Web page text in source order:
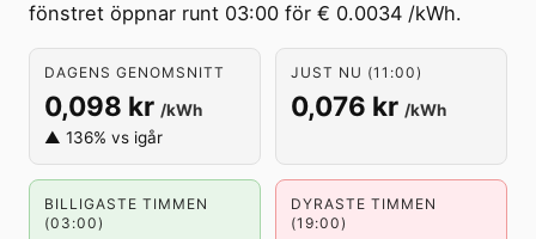
fönstret öppnar runt 03:00 för € 0.0034 /kWh.
DAGENS GENOMSNITT
0,098 kr /kWh
▲ 136% vs igår
JUST NU (11:00)
0,076 kr /kWh
BILLIGASTE TIMMEN
(03:00)
DYRASTE TIMMEN
(19:00)